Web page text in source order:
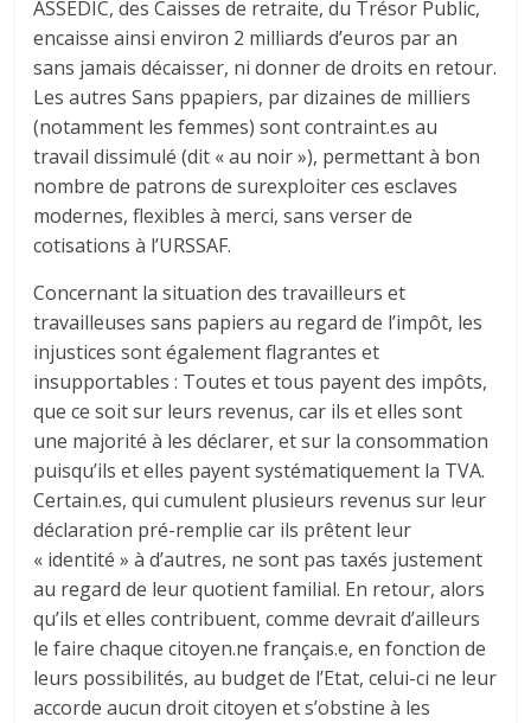
ASSEDIC, des Caisses de retraite, du Trésor Public,
encaisse ainsi environ 2 milliards d’euros par an
sans jamais décaisser, ni donner de droits en retour.
Les autres Sans ppapiers, par dizaines de milliers
(notamment les femmes) sont contraint.es au
travail dissimulé (dit « au noir »), permettant à bon
nombre de patrons de surexploiter ces esclaves
modernes, flexibles à merci, sans verser de
cotisations à l’URSSAF.
Concernant la situation des travailleurs et
travailleuses sans papiers au regard de l’impôt, les
injustices sont également flagrantes et
insupportables : Toutes et tous payent des impôts,
que ce soit sur leurs revenus, car ils et elles sont
une majorité à les déclarer, et sur la consommation
puisqu’ils et elles payent systématiquement la TVA.
Certain.es, qui cumulent plusieurs revenus sur leur
déclaration pré-remplie car ils prêtent leur
« identité » à d’autres, ne sont pas taxés justement
au regard de leur quotient familial. En retour, alors
qu’ils et elles contribuent, comme devrait d’ailleurs
le faire chaque citoyen.ne français.e, en fonction de
leurs possibilités, au budget de l’Etat, celui-ci ne leur
accorde aucun droit citoyen et s’obstine à les